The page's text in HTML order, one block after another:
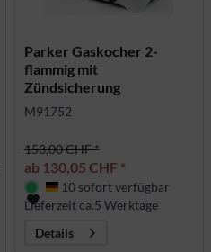
Parker Gaskocher 2-
flammig mit
Zündsicherung
M91752
153,00 CHF *
ab 130,05 CHF *
Deutschland
10 sofort verfügbar
Lieferzeit ca.5 Werktage
Details